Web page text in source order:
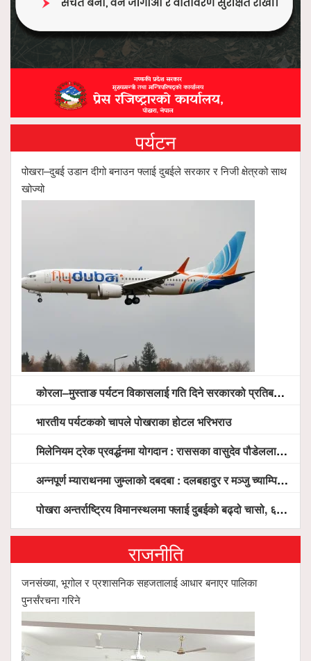
पर्यटन
पोखरा–दुबई उडान दीगो बनाउन फ्लाई दुबईले सरकार र निजी क्षेत्रको साथ
खोज्यो
कोरला–मुस्ताङ पर्यटन विकासलाई गति दिने सरकारको प्रतिबद्धता, स्थानीय सरोकारवालासँग व्यापक छलफल
भारतीय पर्यटकको चापले पोखराका होटल भरिभराउ
मिलेनियम ट्रेक प्रवर्द्धनमा योगदान : राससका वासुदेव पौडेललाई ‘मिलेनियम ट्रेक अवार्ड’ प्रदान गरिने
अन्नपूर्ण म्याराथनमा जुम्लाको दबदबा : दलबहादुर र मञ्जु च्याम्पियन, नगदसहित भव्य सम्मान
पोखरा अन्तर्राष्ट्रिय विमानस्थलमा फ्लाई दुबईको बढ्दो चासो, ६ घण्टा लामो प्राविधिक निरीक्षणपछि दैनिक उडानको ढोका खुल्दै
राजनीति
जनसंख्या, भूगोल र प्रशासनिक सहजतालाई आधार बनाएर पालिका
पुनर्संरचना गरिने